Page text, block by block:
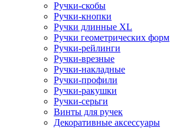
Ручки-скобы
Ручки-кнопки
Ручки длинные XL
Ручки геометрических форм
Ручки-рейлинги
Ручки-врезные
Ручки-накладные
Ручки-профили
Ручки-ракушки
Ручки-серьги
Винты для ручек
Декоративные аксессуары